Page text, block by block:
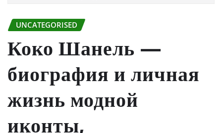
UNCATEGORISED
Коко Шанель —
биография и личная
жизнь модной
иконты,